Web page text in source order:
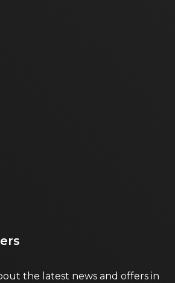
the latest news and offers in